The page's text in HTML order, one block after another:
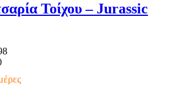
Τοίχου – Jurassic
Price